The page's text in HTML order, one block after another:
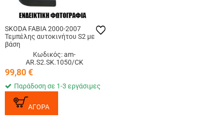
SKODA FABIA 2000-2007
Τεμπέλης αυτοκινήτου S2 με
βάση
Κωδικός: am-
AR.S2.SK.1050/CK
99,80€
Παράδοση σε 1-3 εργάσιμες
ΑΓΟΡΑ